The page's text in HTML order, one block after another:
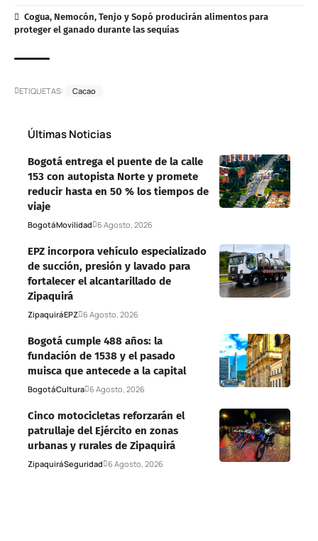
Cogua, Nemocón, Tenjo y Sopó producirán alimentos para
proteger el ganado durante las sequías
ETIQUETAS: Cacao
Últimas Noticias
Bogotá entrega el puente de la calle
153 con autopista Norte y promete
reducir hasta en 50 % los tiempos de
viaje
BogotáMovilidad 6 Agosto, 2026
EPZ incorpora vehículo especializado
de succión, presión y lavado para
fortalecer el alcantarillado de
Zipaquirá
ZipaquiráEPZ 6 Agosto, 2026
Bogotá cumple 488 años: la
fundación de 1538 y el pasado
muisca que antecede a la capital
BogotáCultura 6 Agosto, 2026
Cinco motocicletas reforzarán el
patrullaje del Ejército en zonas
urbanas y rurales de Zipaquirá
ZipaquiráSeguridad 6 Agosto, 2026